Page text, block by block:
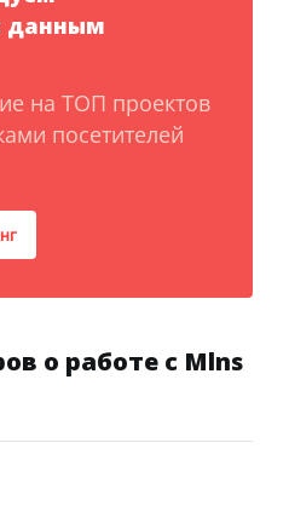
данным
на ТОП проектов
посетителей
о работе с Mlns